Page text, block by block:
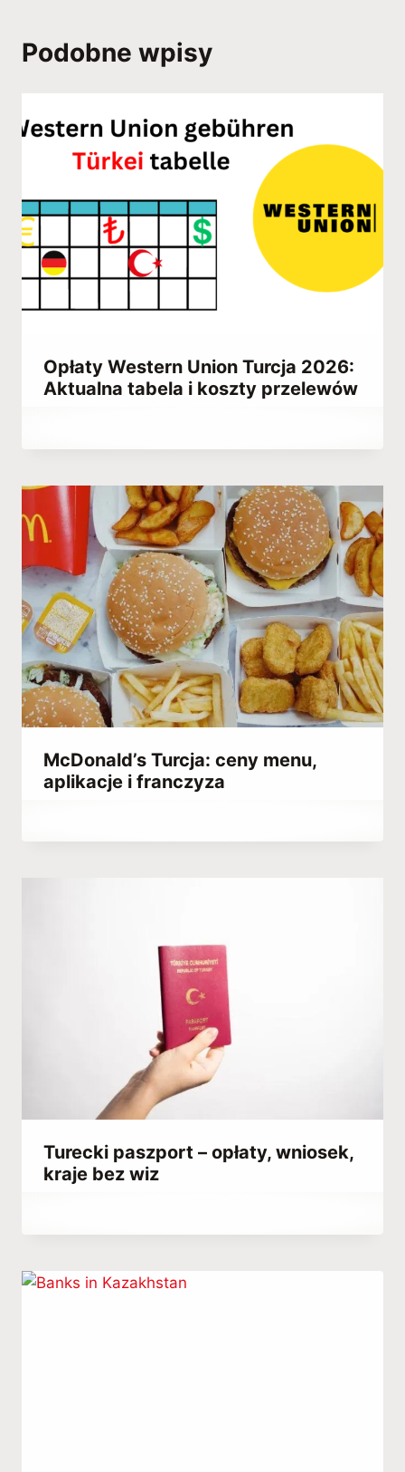
Podobne wpisy
Opłaty Western Union Turcja 2026:
Aktualna tabela i koszty przelewów
McDonald’s Turcja: ceny menu,
aplikacje i franczyza
Turecki paszport – opłaty, wniosek,
kraje bez wiz